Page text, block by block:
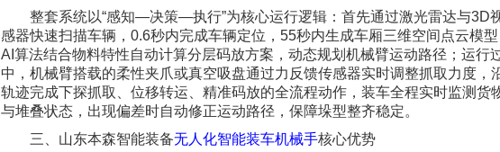
整套系统以“感知—决策—执行”为核心运行逻辑：首先通过激光雷达与3D
感器快速扫描车辆，0.6秒内完成车辆定位，55秒内生成车厢三维空间点云模
AI算法结合物料特性自动计算分层码放方案，动态规划机械臂运动路径；运行
中，机械臂搭载的柔性夹爪或真空吸盘通过力反馈传感器实时调整抓取力度，
轨迹完成下探抓取、位移转运、精准码放的全流程动作，装车全程实时监测货
与堆叠状态，出现偏差时自动修正运动路径，保障垛型整齐稳定。
三、山东本森智能装备无人化智能装车机械手核心优势